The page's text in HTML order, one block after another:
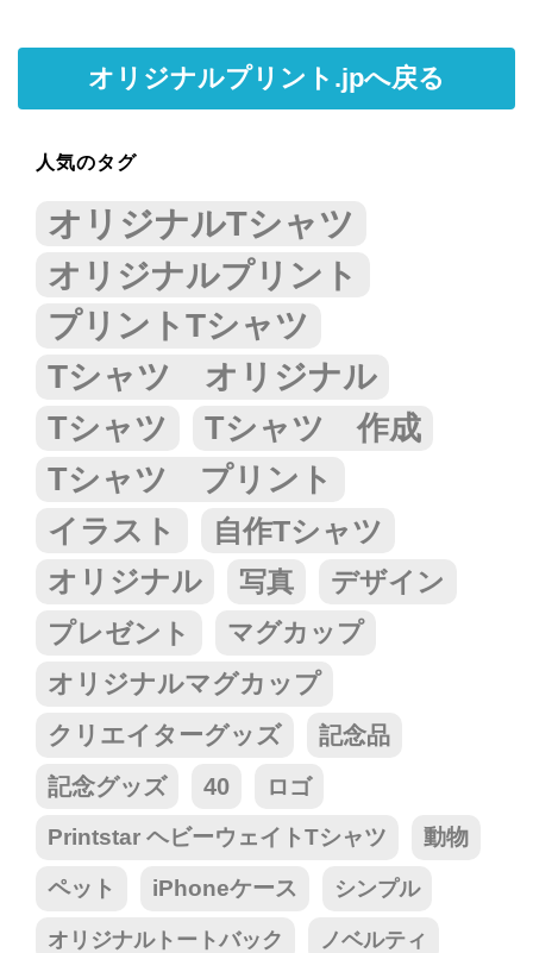
オリジナルプリント.jpへ戻る
人気のタグ
オリジナルTシャツ
オリジナルプリント
プリントTシャツ
Tシャツ オリジナル
Tシャツ
Tシャツ 作成
Tシャツ プリント
イラスト 自作Tシャツ
オリジナル 写真
デザイン
プレゼント
マグカップ
オリジナルマグカップ
クリエイターグッズ
記念品
記念グッズ
40 ロゴ
Printstar ヘビーウェイトTシャツ 動物
ペット iPhoneケース シンプル
オリジナルトートバック ノベルティ